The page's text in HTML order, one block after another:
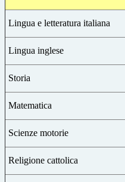
Lingua e letteratura italiana
Lingua inglese
Storia
Matematica
Scienze motorie
Religione cattolica